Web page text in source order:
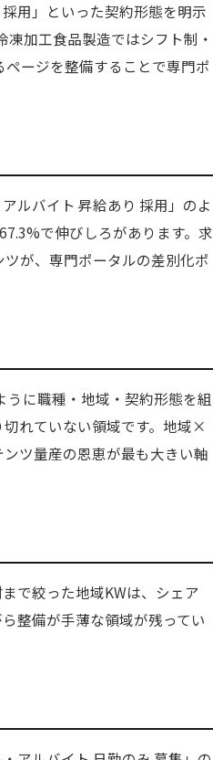
用」といった契約形態を明示
加工食品製造ではシフト制・
ージを整備することで専門ポ
ルバイト 昇給あり 採用」のよ
で伸びしろがあります。求
が、専門ポータルの差別化ポ
うに職種・地域・契約形態を組
れていない領域です。地域×
ツ量産の恩恵が最も大きい軸
で絞った地域KWは、シェア
整備が手薄な領域が残ってい